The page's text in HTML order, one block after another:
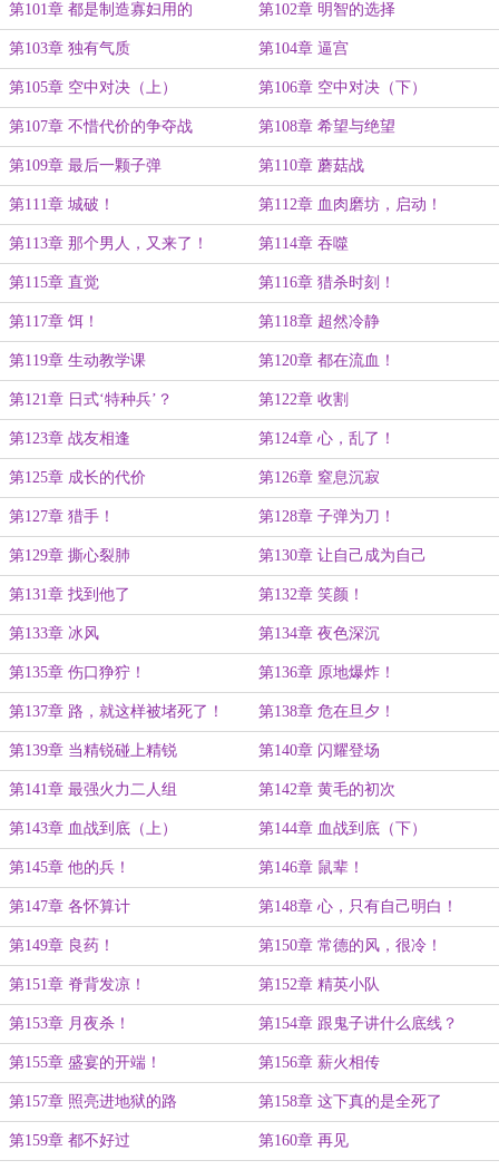
第101章 都是制造寡妇用的 第102章 明智的选择
第103章 独有气质 第104章 逼宫
第105章 空中对决（上） 第106章 空中对决（下）
第107章 不惜代价的争夺战 第108章 希望与绝望
第109章 最后一颗子弹 第110章 蘑菇战
第111章 城破！ 第112章 血肉磨坊，启动！
第113章 那个男人，又来了！ 第114章 吞噬
第115章 直觉 第116章 猎杀时刻！
第117章 饵！ 第118章 超然冷静
第119章 生动教学课 第120章 都在流血！
第121章 日式‘特种兵’？ 第122章 收割
第123章 战友相逢 第124章 心，乱了！
第125章 成长的代价 第126章 窒息沉寂
第127章 猎手！ 第128章 子弹为刀！
第129章 撕心裂肺 第130章 让自己成为自己
第131章 找到他了 第132章 笑颜！
第133章 冰风 第134章 夜色深沉
第135章 伤口狰狞！ 第136章 原地爆炸！
第137章 路，就这样被堵死了！ 第138章 危在旦夕！
第139章 当精锐碰上精锐 第140章 闪耀登场
第141章 最强火力二人组 第142章 黄毛的初次
第143章 血战到底（上） 第144章 血战到底（下）
第145章 他的兵！ 第146章 鼠辈！
第147章 各怀算计 第148章 心，只有自己明白！
第149章 良药！ 第150章 常德的风，很冷！
第151章 脊背发凉！ 第152章 精英小队
第153章 月夜杀！ 第154章 跟鬼子讲什么底线？
第155章 盛宴的开端！ 第156章 薪火相传
第157章 照亮进地狱的路 第158章 这下真的是全死了
第159章 都不好过 第160章 再见